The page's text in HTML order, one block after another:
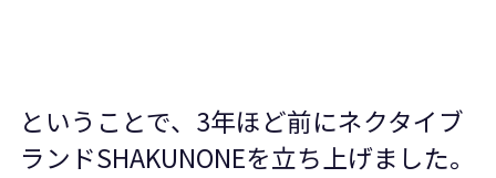
ということで、 3年ほど前にネクタイブ
ランドSHAKUNONEを立ち上げました。